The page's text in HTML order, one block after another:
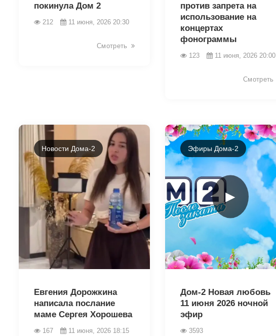
покинула Дом 2
212 11 июня, 2026 20:30
Смотреть
против запрета на
использование на
концертах
фонограммы
123 11 июня, 2026 20:00
Смотреть
Новости Дома-2
Евгения Дорожкина
написала послание
маме Сергея Хорошева
167 11 июня, 2026 18:15
►
Эфиры Дома-2
Дом-2 Новая любовь
11 июня 2026 ночной
эфир
3593